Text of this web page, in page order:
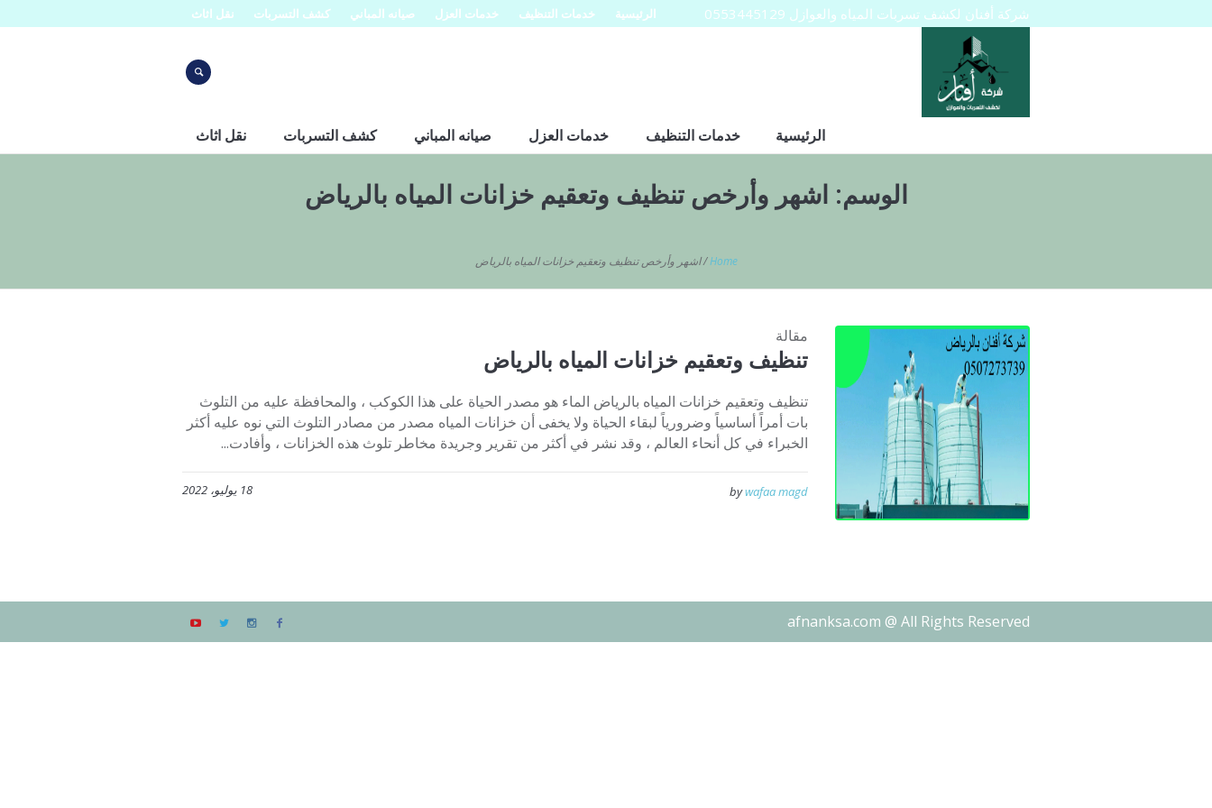
الرئيسية خدمات التنظيف خدمات العزل صيانه المباني كشف التسربات نقل اثاث شركة أفنان لكشف تسربات المياه والعوازل 0553445129
الرئيسية خدمات التنظيف خدمات العزل صيانه المباني كشف التسربات نقل اثاث
الوسم: اشهر وأرخص تنظيف وتعقيم خزانات المياه بالرياض
Home
/اشهر وأرخص تنظيف وتعقيم خزانات المياه بالرياض
مقالة
تنظيف وتعقيم خزانات المياه بالرياض
تنظيف وتعقيم خزانات المياه بالرياض الماء هو مصدر الحياة على هذا الكوكب ، والمحافظة عليه من التلوث
بات أمراً أساسياً وضرورياً لبقاء الحياة ولا يخفى أن خزانات المياه مصدر من مصادر التلوث التي نوه عليه أكثر
الخبراء في كل أنحاء العالم ، وقد نشر في أكثر من تقرير وجريدة مخاطر تلوث هذه الخزانات ، وأفادت...
18 يوليو، 2022 bywafaa magd
afnanksa.com @ All Rights Reserved